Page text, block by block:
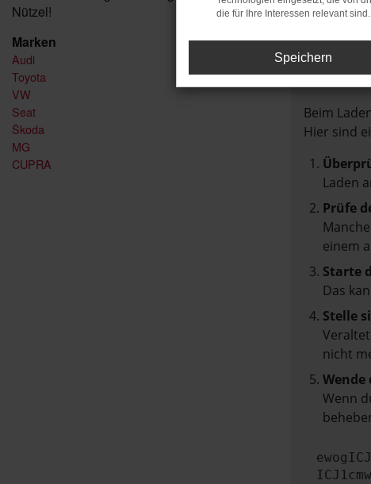
Nützel!
Marken
Audi
Toyota
VW
Seat
Škoda
MG
CUPRA
Beim
Hier sind
Laden
Prüfe
einem
Starte
Das
Stelle
nicht
Wende
Wenn
die für Ihre Interessen relevant sind.
Speichern